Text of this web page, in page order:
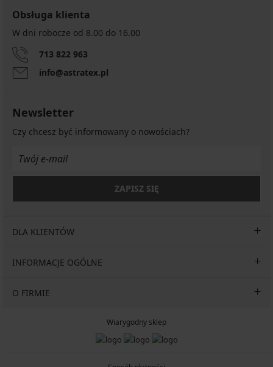
Obsługa klienta
W dni robocze od 8.00 do 16.00
713 822 963
info@astratex.pl
Newsletter
Czy chcesz być informowany o nowościach?
ZAPISZ SIĘ
DLA KLIENTÓW
INFORMACJE OGÓLNE
O FIRMIE
Wiarygodny sklep